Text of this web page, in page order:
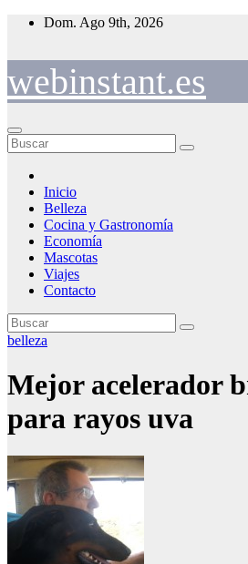
Saltar
Dom. Ago 9th, 2026
webinstant.es
Inicio
Belleza
Cocina y Gastronomía
Economía
Mascotas
Viajes
Contacto
belleza
Mejor acelerador
para rayos uva